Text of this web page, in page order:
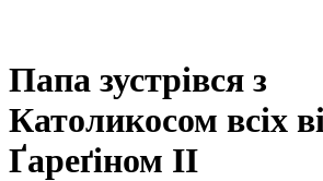
Папа зустрівся з
Католикосом всіх
Ґареґіном II